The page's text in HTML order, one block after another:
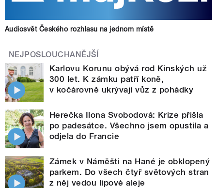
Audiosvět Českého rozhlasu na jednom místě
NEJPOSLOUCHANĚJŠÍ
Karlovu Korunu obývá rod Kinských už
300 let. K zámku patří koně,
v kočárovně ukrývají vůz z pohádky
Herečka Ilona Svobodová: Krize přišla
po padesátce. Všechno jsem opustila a
odjela do Francie
Zámek v Náměšti na Hané je obklopený
parkem. Do všech čtyř světových stran
z něj vedou lipové aleje